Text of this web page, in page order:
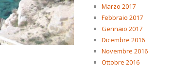
Marzo 2017
Febbraio 2017
Gennaio 2017
Dicembre 2016
Novembre 2016
Ottobre 2016